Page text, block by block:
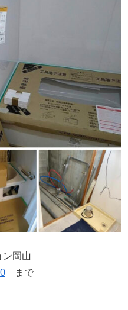
ン岡山
まで